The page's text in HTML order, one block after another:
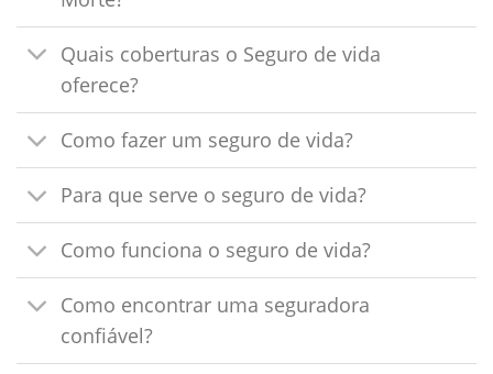
Quais coberturas o Seguro de vida
oferece?
Como fazer um seguro de vida?
Para que serve o seguro de vida?
Como funciona o seguro de vida?
Como encontrar uma seguradora
confiável?